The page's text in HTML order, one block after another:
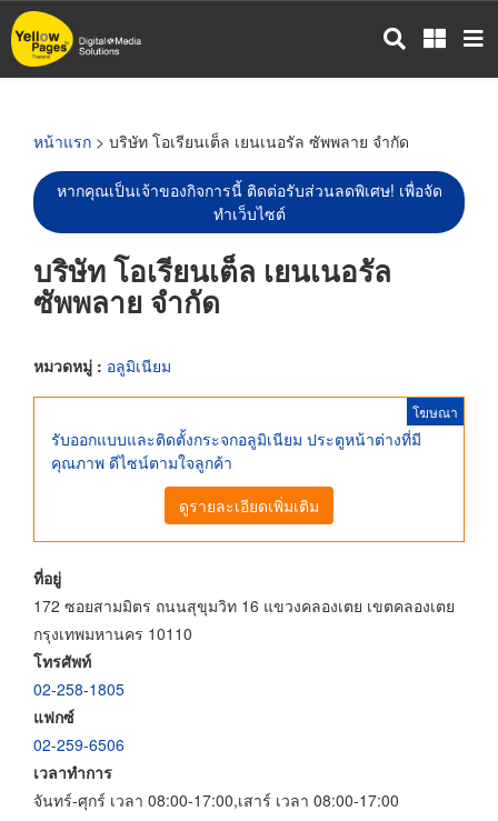
ข้าม
ไป
หน้าแรก > บริษัท โอเรียนเต็ล เยนเนอรัล ซัพพลาย จำกัด
หากคุณเป็นเจ้าของกิจการนี้ ติดต่อรับส่วนลดพิเศษ! เพื่อจัด
ทำเว็บไซต์
บริษัท โอเรียนเต็ล เยนเนอรัล
ซัพพลาย จำกัด
หมวดหมู่ : อลูมิเนียม
โฆษณา
รับออกแบบและติดตั้งกระจกอลูมิเนียม ประตูหน้าต่างที่มี
คุณภาพ ดีไซน์ตามใจลูกค้า
ดูรายละเอียดเพิ่มเติม
ที่อยู่
172 ซอยสามมิตร ถนนสุขุมวิท 16 แขวงคลองเตย เขตคลองเตย
กรุงเทพมหานคร 10110
โทรศัพท์
02-258-1805
แฟกซ์
02-259-6506
เวลาทำการ
จันทร์-ศุกร์ เวลา 08:00-17:00,เสาร์ เวลา 08:00-17:00